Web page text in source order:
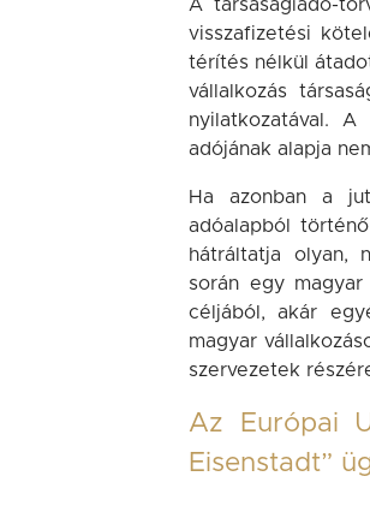
A társaságiadó-
visszafizetési
térítés nélkül
vállalkozás
nyilatkozatával.
adójának alapja
Ha azonban a
adóalapból
hátráltatja olyan,
során egy
céljából, akár
magyar
szervezetek
Az Európai
Eisenstadt”